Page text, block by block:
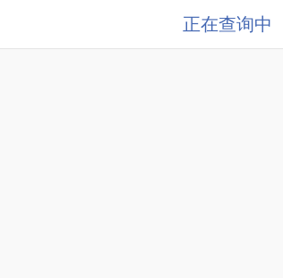
正在查询中